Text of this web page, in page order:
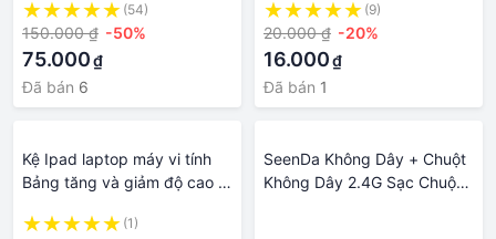
âm thanh cực hay
(54)
150.000 ₫ -50%
75.000₫
Đã bán 6
ván trượt,... 126
(9)
20.000 ₫ -20%
16.000₫
Đã bán 1
Kệ Ipad laptop máy vi tính
Bảng tăng và giảm độ cao -
kim loại tổng hợp nhôm thời
(1)
SeenDa Không Dây + Chuột
Không Dây 2.4G Sạc Chuột